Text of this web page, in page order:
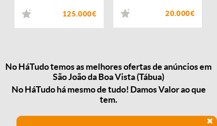
125.000€ 20.000€
No HáTudo temos as melhores ofertas de anúncios em
São João da Boa Vista (Tábua)
No HáTudo há mesmo de tudo! Damos Valor ao que
tem.